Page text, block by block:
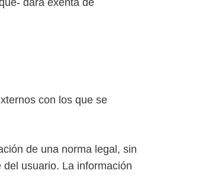
con los que se
de una norma legal, sin
usuario. La información